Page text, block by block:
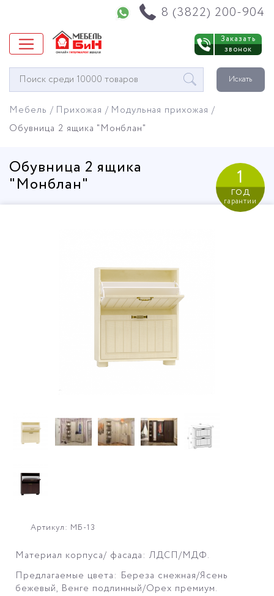
8 (3822) 200-904
Заказать
звонок
Окно
поиска
Искать
Мебель Прихожая
Модульная прихожая
Обувница 2 ящика "Монблан"
Обувница 2 ящика
"Монблан"
1
год
гарантии
Артикул: МБ-13
Материал корпуса/ фасада: ЛДСП/МДФ.
Предлагаемые цвета: Береза снежная/Ясень
бежевый, Венге подлинный/Орех премиум.